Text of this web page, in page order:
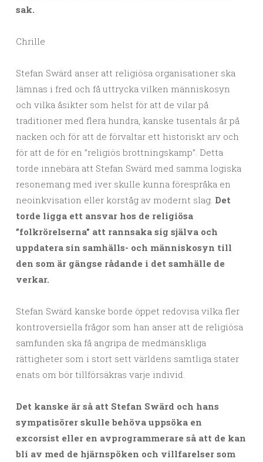
sak.
Chrille
Stefan Swärd anser att religiösa organisationer ska
lämnas i fred och få uttrycka vilken människosyn
och vilka åsikter som helst för att de vilar på
traditioner med flera hundra, kanske tusentals år på
nacken och för att de förvaltar ett historiskt arv och
för att de för en ”religiös brottningskamp”. Detta
torde innebära att Stefan Swärd med samma logiska
resonemang med iver skulle kunna förespråka en
neoinkvisation eller korståg av modernt slag. Det
torde ligga ett ansvar hos de religiösa
”folkrörelserna” att rannsaka sig själva och
uppdatera sin samhälls- och människosyn till
den som är gängse rådande i det samhälle de
verkar.
Stefan Swärd kanske borde öppet redovisa vilka fler
kontroversiella frågor som han anser att de religiösa
samfunden ska få angripa de medmänskliga
rättigheter som i stort sett världens samtliga stater
enats om bör tillförsäkras varje individ.
Det kanske är så att Stefan Swärd och hans
sympatisörer skulle behöva uppsöka en
excorsist eller en avprogrammerare så att de kan
bli av med de hjärnspöken och villfarelser som